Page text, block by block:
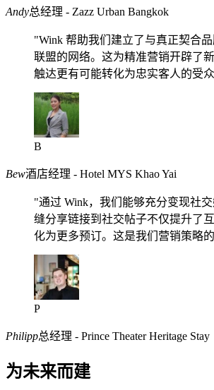
Andy总经理 - Zazz Urban Bangkok
"Wink 帮助我们建立了与真正契合
联盟的网络。这为精准营销开辟了
触达更有可能转化为忠实客人的受
B
Bew酒店经理 - Hotel MYS Khao Yai
"通过 Wink，我们能够充分变现社
缝分享链接到社交帖子不仅提升了
化为更多预订。这是我们营销策略
P
Philipp总经理 - Prince Theater Heritage Stay
为未来而建